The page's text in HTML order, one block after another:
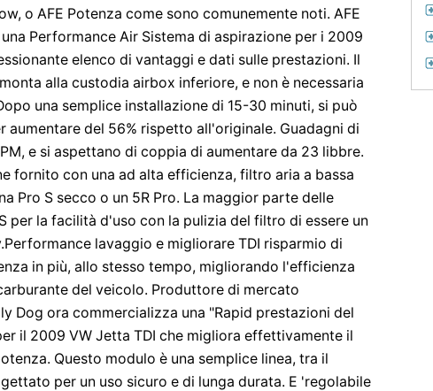
o AFE Potenza come sono comunemente noti. AFE
Performance Air Sistema di aspirazione per i 2009
elenco di vantaggi e dati sulle prestazioni. Il
alla custodia airbox inferiore, e non è necessaria
una semplice installazione di 15-30 minuti, si può
aumentare del 56% rispetto all'originale. Guadagni di
e si aspettano di coppia di aumentare da 23 libbre.
fornito con una ad alta efficienza, filtro aria a bassa
Pro S secco o un 5R Pro. La maggior parte delle
per la facilità d'uso con la pulizia del filtro di essere un
lavaggio e migliorare TDI risparmio di
in più, allo stesso tempo, migliorando l'efficienza
del veicolo. Produttore di mercato
Dog ora commercializza una "Rapid prestazioni del
il 2009 VW Jetta TDI che migliora effettivamente il
Questo modulo è una semplice linea, tra il
per un uso sicuro e di lunga durata. E 'regolabile